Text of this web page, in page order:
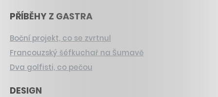
PŘÍBĚHY Z GASTRA
Boční projekt, co se zvrtnul
Francouzský šéfkuchař na Šumavě
Dva golfisti, co pečou
DESIGN